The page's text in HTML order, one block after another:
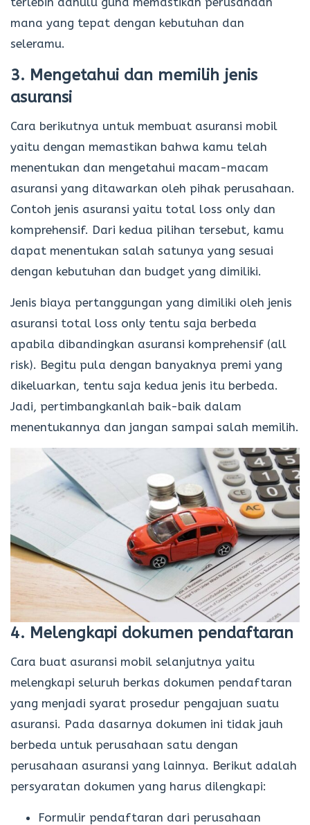
mana yang tepat dengan kebutuhan dan
seleramu.
3. Mengetahui dan memilih jenis
asuransi
Cara berikutnya untuk membuat asuransi mobil
yaitu dengan memastikan bahwa kamu telah
menentukan dan mengetahui macam-macam
asuransi yang ditawarkan oleh pihak perusahaan.
Contoh jenis asuransi yaitu total loss only dan
komprehensif. Dari kedua pilihan tersebut, kamu
dapat menentukan salah satunya yang sesuai
dengan kebutuhan dan budget yang dimiliki.
Jenis biaya pertanggungan yang dimiliki oleh jenis
asuransi total loss only tentu saja berbeda
apabila dibandingkan asuransi komprehensif (all
risk). Begitu pula dengan banyaknya premi yang
dikeluarkan, tentu saja kedua jenis itu berbeda.
Jadi, pertimbangkanlah baik-baik dalam
menentukannya dan jangan sampai salah memilih.
4. Melengkapi dokumen pendaftaran
Cara buat asuransi mobil selanjutnya yaitu
melengkapi seluruh berkas dokumen pendaftaran
yang menjadi syarat prosedur pengajuan suatu
asuransi. Pada dasarnya dokumen ini tidak jauh
berbeda untuk perusahaan satu dengan
perusahaan asuransi yang lainnya. Berikut adalah
persyaratan dokumen yang harus dilengkapi:
Formulir pendaftaran dari perusahaan